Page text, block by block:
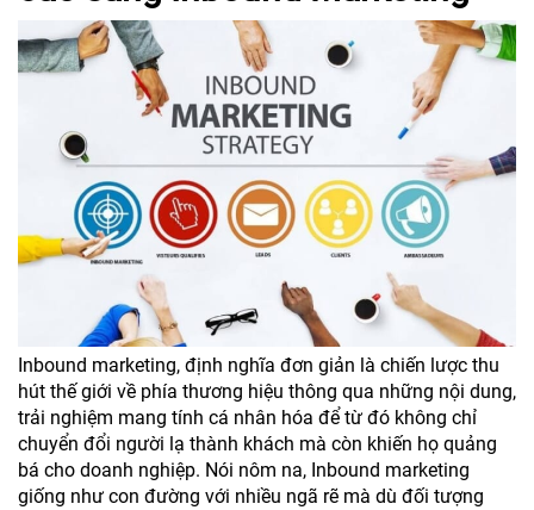
Inbound marketing, định nghĩa đơn giản là chiến lược thu
hút thế giới về phía thương hiệu thông qua những nội dung,
trải nghiệm mang tính cá nhân hóa để từ đó không chỉ
chuyển đổi người lạ thành khách mà còn khiến họ quảng
bá cho doanh nghiệp. Nói nôm na, Inbound marketing
giống như con đường với nhiều ngã rẽ mà dù đối tượng